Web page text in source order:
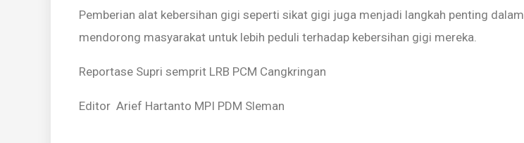
Pemberian alat kebersihan gigi seperti sikat gigi juga menjadi langkah penting dalam
mendorong masyarakat untuk lebih peduli terhadap kebersihan gigi mereka.
Reportase Supri semprit LRB PCM Cangkringan
Editor Arief Hartanto MPI PDM Sleman